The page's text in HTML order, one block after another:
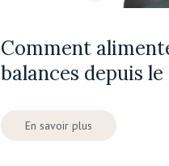
Comment
balances depuis le
En savoir plus